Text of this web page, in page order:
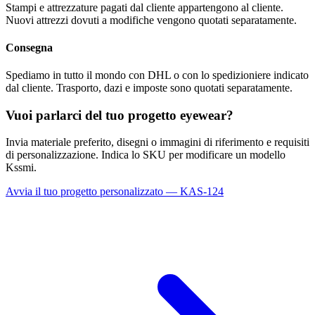
Stampi e attrezzature pagati dal cliente appartengono al cliente.
Nuovi attrezzi dovuti a modifiche vengono quotati separatamente.
Consegna
Spediamo in tutto il mondo con DHL o con lo spedizioniere indicato
dal cliente. Trasporto, dazi e imposte sono quotati separatamente.
Vuoi parlarci del tuo progetto eyewear?
Invia materiale preferito, disegni o immagini di riferimento e requisiti
di personalizzazione. Indica lo SKU per modificare un modello
Kssmi.
Avvia il tuo progetto personalizzato — KAS-124